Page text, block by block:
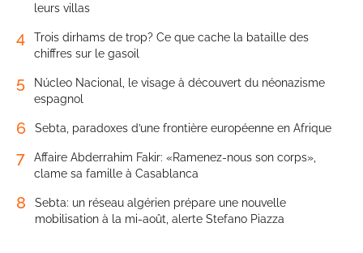
leurs villas
4
Trois dirhams de trop? Ce que cache la bataille des
chiffres sur le gasoil
5
Núcleo Nacional, le visage à découvert du néonazisme
espagnol
6 Sebta, paradoxes d’une frontière européenne en Afrique
7
Affaire Abderrahim Fakir: «Ramenez-nous son corps»,
clame sa famille à Casablanca
8
Sebta: un réseau algérien prépare une nouvelle
mobilisation à la mi-août, alerte Stefano Piazza